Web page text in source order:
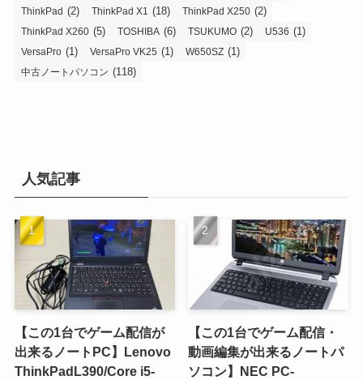
ThinkPad (2) ThinkPad X1 (18) ThinkPad X250 (2)
ThinkPad X260 (5) TOSHIBA (6) TSUKUMO (2) U536 (1)
VersaPro (1) VersaPro VK25 (1) W650SZ (1)
中古ノートパソコン (118)
人気記事
【この1台でゲーム配信が
出来るノートPC】Lenovo
ThinkPadL390/Core i5-
【この1台でゲーム配信・
動画編集が出来るノートパ
ソコン】NEC PC-